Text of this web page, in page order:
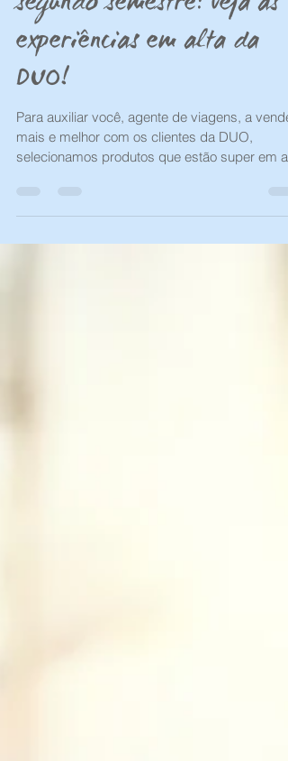
Viagens na Páscoa e no
segundo semestre: veja as
experiências em alta da
DUO!